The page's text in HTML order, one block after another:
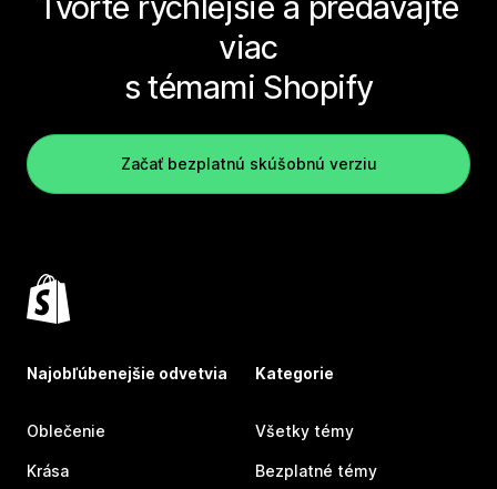
viac
s témami Shopify
Začať bezplatnú skúšobnú verziu
Najobľúbenejšie odvetvia
Oblečenie
Krása
Kategorie
Všetky témy
Bezplatné témy